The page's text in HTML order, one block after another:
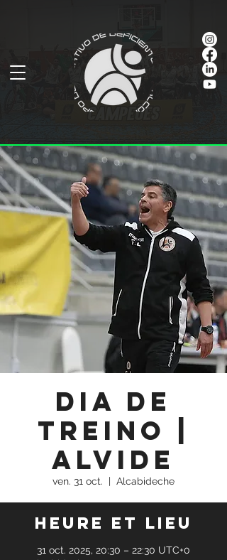
Dia de
Treino |
Alvide
ven. 31 oct.
  |
Alcabideche
Heure et lieu
31 oct. 2025, 20:30 – 22:30 UTC+0